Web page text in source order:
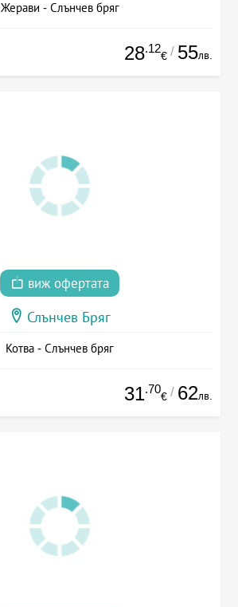
Жерави - Слънчев бряг
28.12
€ / 55лв.
виж офертата
Слънчев Бряг
Котва - Слънчев бряг
31.70
€ / 62лв.